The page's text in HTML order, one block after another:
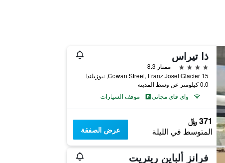
ذا تيراس
4 نجوم
ممتاز 8.3
15 Cowan Street, Franz Josef Glacier, نيوزيلندا
0.0 كيلومتر عن وسط المدينة
واي فاي مجاني
موقف السيارات
371 ﷼
المتوسط في الليلة عرض الصفقة
فرانز ألباين ريتريت